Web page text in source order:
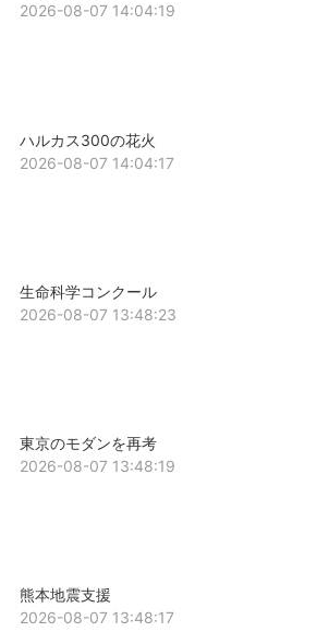
2026-08-07 14:04:19
ハルカス300の花火
2026-08-07 14:04:17
生命科学コンクール
2026-08-07 13:48:23
東京のモダンを再考
2026-08-07 13:48:19
熊本地震支援
2026-08-07 13:48:17